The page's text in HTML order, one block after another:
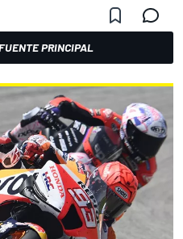
PRINCIPAL